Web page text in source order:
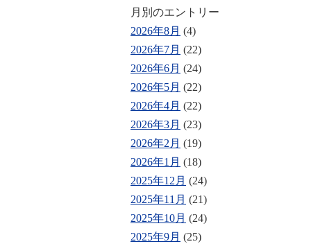
月別のエントリー
2026年8月 (4)
2026年7月 (22)
2026年6月 (24)
2026年5月 (22)
2026年4月 (22)
2026年3月 (23)
2026年2月 (19)
2026年1月 (18)
2025年12月 (24)
2025年11月 (21)
2025年10月 (24)
2025年9月 (25)